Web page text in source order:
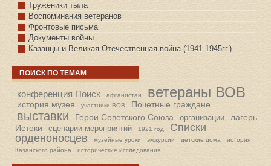
Труженики тыла
Воспоминания ветеранов
Фронтовые письма
Документы войны
Казанцы и Великая Отечественная война (1941-1945гг.)
ПОИСК ПО ТЕМАМ
конференция Поиск афганистан ветераны ВОВ
история музея участники ВОВ Почетные граждане
выставки Герои Советского Союза организации
лагерь
Истоки
сценарии мероприятий 1921 год
Списки
орденоносцев
музейные уроки экскурсии детские дома
история
Казанского района
исторические исследования